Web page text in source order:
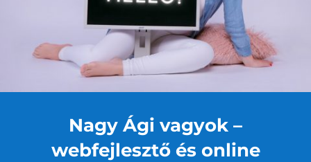
Nagy Ági vagyok –
webfejlesztő és online